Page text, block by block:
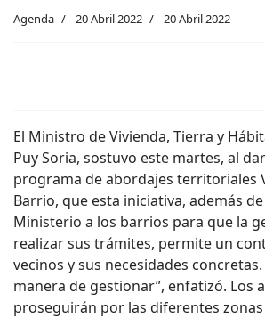
Agenda 20 Abril 2022 20 Abril 2022
El Ministro de Vivienda, Tierra y
Puy Soria, sostuvo este martes, al
programa de abordajes territoriales
Barrio, que esta iniciativa, además
Ministerio a los barrios para que la
realizar sus trámites, permite un
vecinos y sus necesidades concretas.
manera de gestionar”, enfatizó. Los
proseguirán por las diferentes